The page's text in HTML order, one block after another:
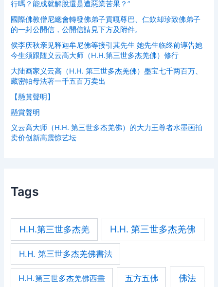
行嗎？能成就解脫還是遭惡業苦果？”
國際佛教僧尼總會轉發佛弟子貢嘎尊巴、仁欽却珍致佛弟子
的一封公開信，公開信請見下方及附件。
侯李庆秋亲见释迦牟尼佛等接引其先生 她先生临终前谆告她
今生须跟随义云高大师（H.H.第三世多杰羌佛）修行
大陆画家义云高（H.H. 第三世多杰羌佛）墨宝七千两百万、
藏密帕母法著一千五百万卖出
【懸賞聲明】
懸賞聲明
义云高大师（H.H. 第三世多杰羌佛）的大力王尊者水墨画拍
卖价创新高震惊艺坛
Tags
H.H.第三世多杰羌 H.H. 第三世多杰羌佛
H.H. 第三世多杰羌佛書法
H.H.第三世多杰羌佛西畫 五方五佛 佛法